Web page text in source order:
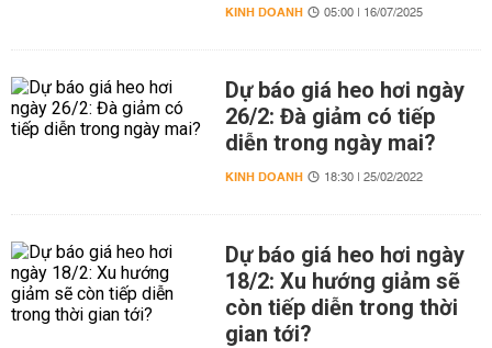
KINH DOANH 05:00 | 16/07/2025
Dự báo giá heo hơi ngày
26/2: Đà giảm có tiếp
diễn trong ngày mai?
KINH DOANH 18:30 | 25/02/2022
Dự báo giá heo hơi ngày
18/2: Xu hướng giảm sẽ
còn tiếp diễn trong thời
gian tới?